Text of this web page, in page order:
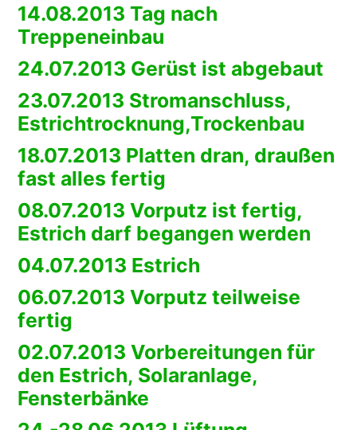
14.08.2013 Tag nach
Treppeneinbau
24.07.2013 Gerüst ist abgebaut
23.07.2013 Stromanschluss,
Estrichtrocknung,Trockenbau
18.07.2013 Platten dran, draußen
fast alles fertig
08.07.2013 Vorputz ist fertig,
Estrich darf begangen werden
04.07.2013 Estrich
06.07.2013 Vorputz teilweise
fertig
02.07.2013 Vorbereitungen für
den Estrich, Solaranlage,
Fensterbänke